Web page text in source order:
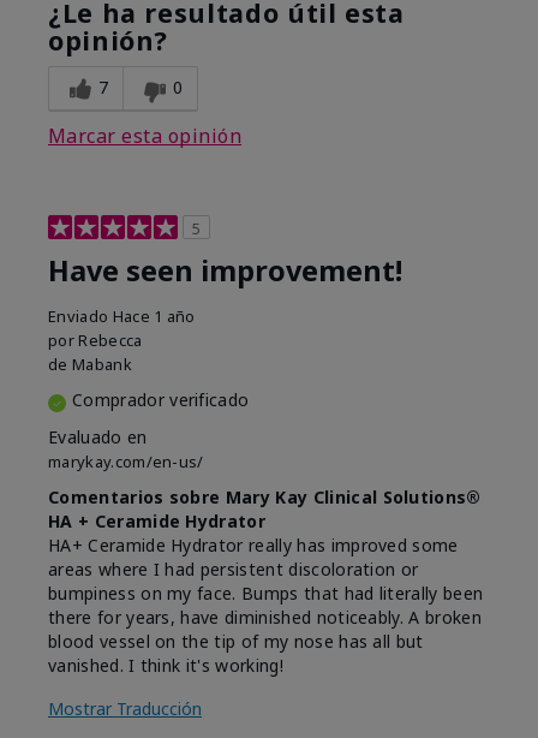
¿Le ha resultado útil esta
opinión?
7 0
Marcar esta opinión
5
Have seen improvement!
Enviado Hace 1 año
por Rebecca
de Mabank
Comprador verificado
Evaluado en
marykay.com/en-us/
Comentarios sobre Mary Kay Clinical Solutions®
HA + Ceramide Hydrator
HA+ Ceramide Hydrator really has improved some
areas where I had persistent discoloration or
bumpiness on my face. Bumps that had literally been
there for years, have diminished noticeably. A broken
blood vessel on the tip of my nose has all but
vanished. I think it's working!
Mostrar Traducción